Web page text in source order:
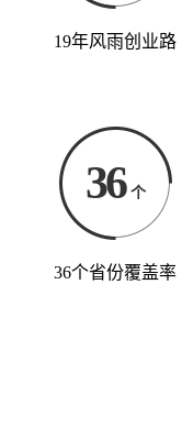
19年风雨创业路
36 个
36个省份覆盖率